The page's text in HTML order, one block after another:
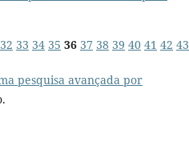
32 33 34 35 36 37 38 39 40 41 42 43
pesquisa avançada por